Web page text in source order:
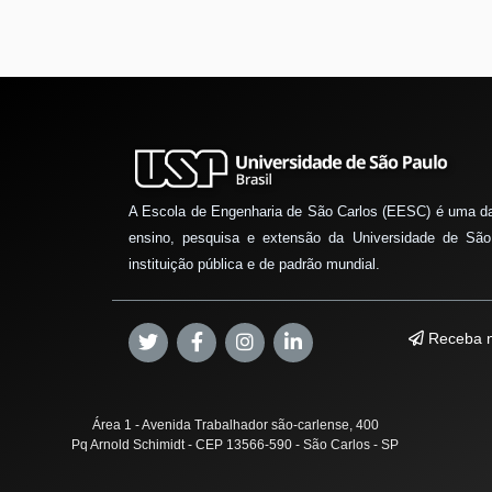
A Escola de Engenharia de São Carlos (EESC) é uma
ensino, pesquisa e extensão da Universidade de
instituição pública e de padrão mundial.
Receba
Área 1 - Avenida Trabalhador são-carlense, 400
Pq Arnold Schimidt - CEP 13566-590 - São Carlos - SP